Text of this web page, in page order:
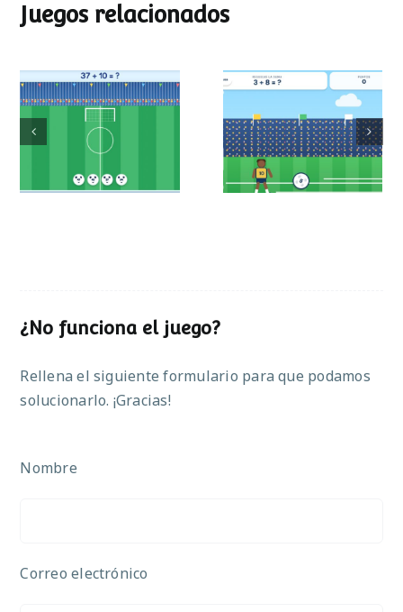
Juegos relacionados
Mundial de
operaciones
Partido de sumas
¿No funciona el juego?
Rellena el siguiente formulario para que podamos
solucionarlo. ¡Gracias!
Nombre
Correo electrónico